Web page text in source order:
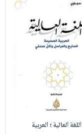
اللغة العالية ؛ العربية